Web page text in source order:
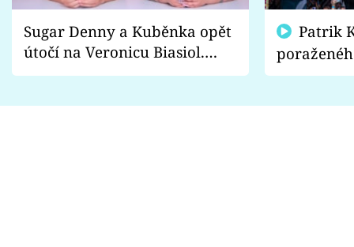
Sugar Denny a Kuběnka opět
útočí na Veronicu Biasiol.
Proč je podle nich falešná a
fanoušci